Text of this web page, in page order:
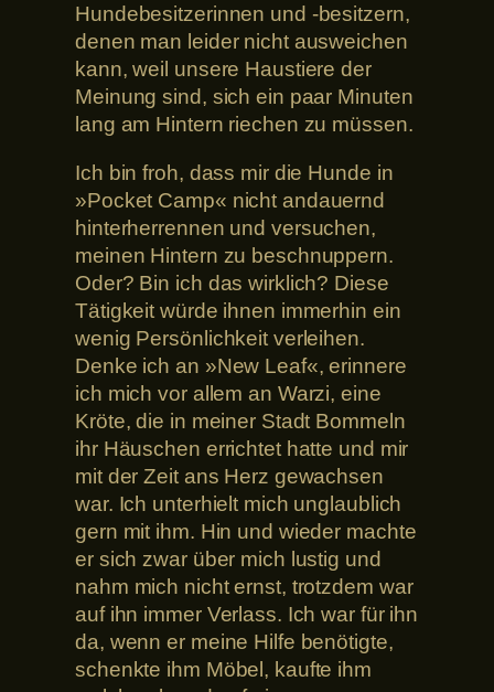
Hundebesitzerinnen und -besitzern,
denen man leider nicht ausweichen
kann, weil unsere Haustiere der
Meinung sind, sich ein paar Minuten
lang am Hintern riechen zu müssen.
Ich bin froh, dass mir die Hunde in
»Pocket Camp« nicht andauernd
hinterherrennen und versuchen,
meinen Hintern zu beschnuppern.
Oder? Bin ich das wirklich? Diese
Tätigkeit würde ihnen immerhin ein
wenig Persönlichkeit verleihen.
Denke ich an »New Leaf«, erinnere
ich mich vor allem an Warzi, eine
Kröte, die in meiner Stadt Bommeln
ihr Häuschen errichtet hatte und mir
mit der Zeit ans Herz gewachsen
war. Ich unterhielt mich unglaublich
gern mit ihm. Hin und wieder machte
er sich zwar über mich lustig und
nahm mich nicht ernst, trotzdem war
auf ihn immer Verlass. Ich war für ihn
da, wenn er meine Hilfe benötigte,
schenkte ihm Möbel, kaufte ihm